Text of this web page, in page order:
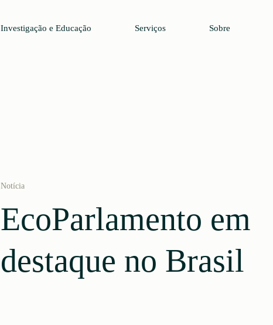
Investigação e Educação Serviços Sobre
Notícia
EcoParlamento em
destaque no Brasil